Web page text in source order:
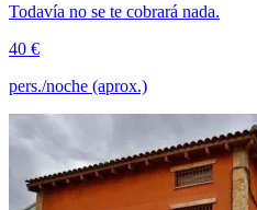
Todavía no se te cobrará nada.
40 €
pers./noche (aprox.)